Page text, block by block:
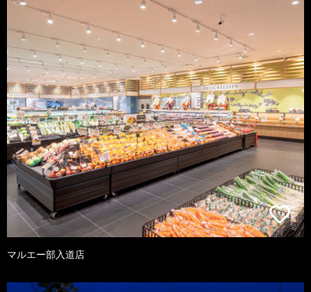
マルエー部入道店